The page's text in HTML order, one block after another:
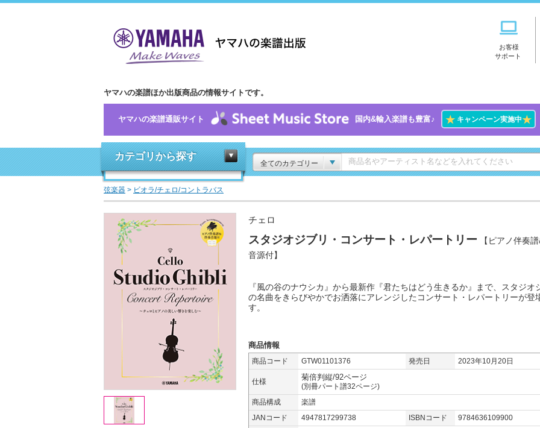
お客様
サポート
ヤマハの楽譜ほか出版商品の情報サイトです。
ヤマハの楽譜通販サイト 国内&輸入楽譜も豊富♪ ★キャンペーン実施中★
カテゴリから探す
全てのカテゴリー
弦楽器 > ビオラ/チェロ/コントラバス
チェロ
スタジオジブリ・コンサート・レパートリー 【ピアノ伴奏
音源付】
『風の谷のナウシカ』から最新作『君たちはどう生きるか』まで、スタジオ
の名曲をきらびやかでお洒落にアレンジしたコンサート・レパートリーが登
す。
商品情報
商品コード GTW01101376 発売日 2023年10月20日
仕様 菊倍判縦/92ページ
(別冊パート譜32ページ)
商品構成
楽譜
JANコード
4947817299738 ISBNコード
9784636109900